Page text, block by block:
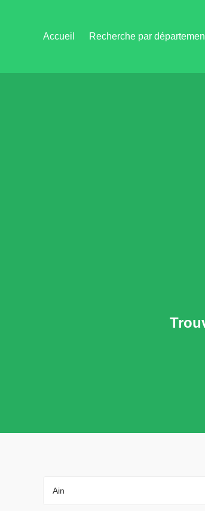
Accueil Recherche par
Ain